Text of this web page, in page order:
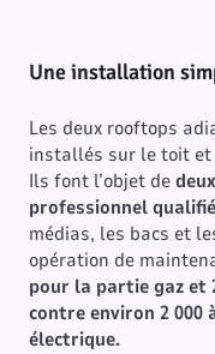
Une installation
Les deux rooftops
installés sur le toit
Ils font l’objet de
professionnel qualifié
médias, les bacs et
opération de
pour la partie gaz et
contre environ 2 000
électrique.